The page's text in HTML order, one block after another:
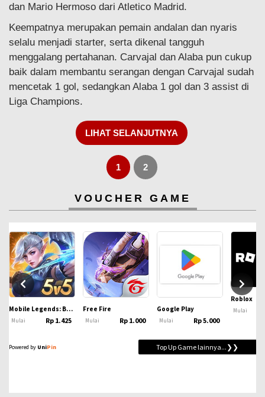
dan Mario Hermoso dari Atletico Madrid.
Keempatnya merupakan pemain andalan dan nyaris
selalu menjadi starter, serta dikenal tangguh
menggalang pertahanan. Carvajal dan Alaba pun cukup
baik dalam membantu serangan dengan Carvajal sudah
mencetak 1 gol, sedangkan Alaba 1 gol dan 3 assist di
Liga Champions.
LIHAT SELANJUTNYA
1 2
VOUCHER GAME